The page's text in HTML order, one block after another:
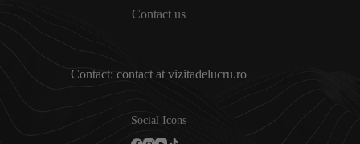
Contact us
Contact: contact at vizitadelucru.ro
Social Icons